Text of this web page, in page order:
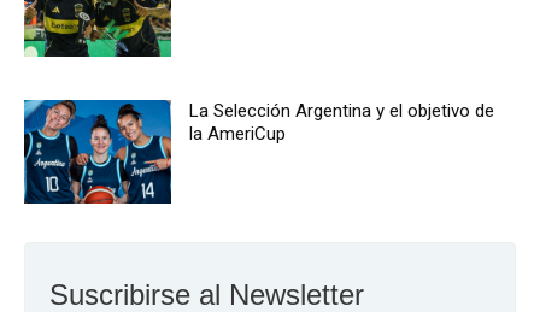
La Selección Argentina y el objetivo de
la AmeriCup
Suscribirse al Newsletter